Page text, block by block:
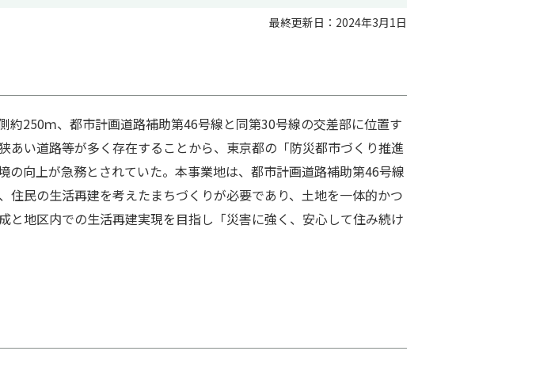
最終更新日：2024年3⽉1⽇
250ｍ、都市計画道路補助第46号線と同第30号線の交差部に位置す
い道路等が多く存在することから、東京都の「防災都市づくり推進
向上が急務とされていた。本事業地は、都市計画道路補助第46号線
⺠の⽣活再建を考えたまちづくりが必要であり、⼟地を⼀体的かつ
地区内での⽣活再建実現を⽬指し「災害に強く、安⼼して住み続け